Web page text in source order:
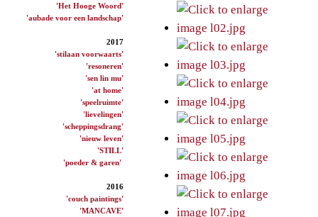
'Het Hooge Woord'
'aubade voor een landschap'
2017
'stilaan voorwaarts'
'resoneren'
'sen lin mu'
'at home'
'speelruimte'
'lievelingen'
'scheppingsdrang'
'nieuw leven'
'STILL'
'poeder & garen'
2016
'couch paintings'
'MANCAVE'